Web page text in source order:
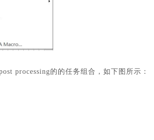
processing的的任务组合，如下图所示：